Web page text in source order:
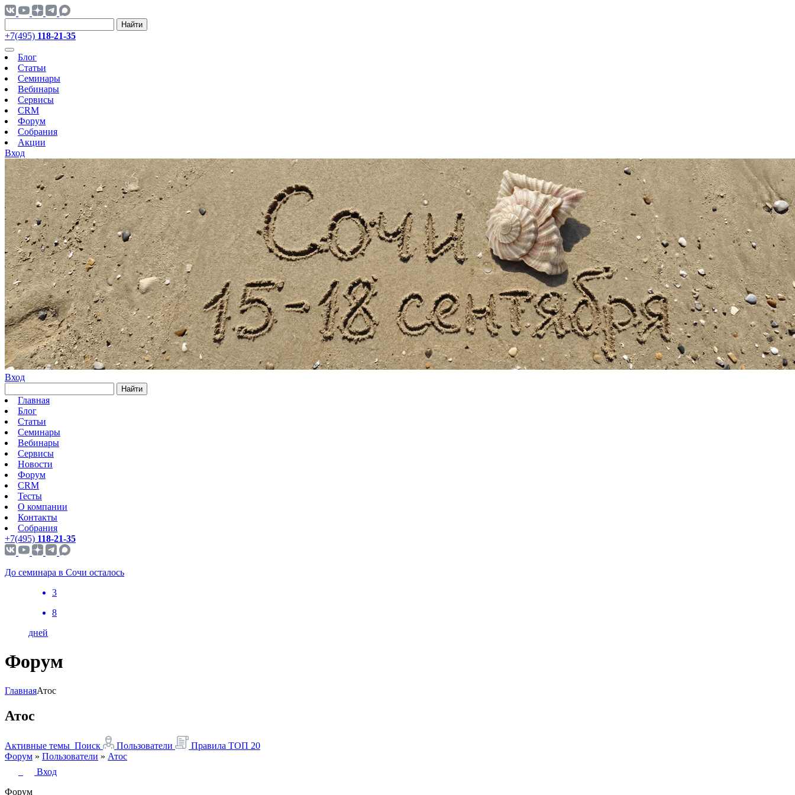
Найти
+7(495) 118-21-35
Блог
Статьи
Семинары
Вебинары
Сервисы
CRM
Форум
Собрания
Акции
Вход
Вход
Найти
Главная
Блог
Статьи
Семинары
Вебинары
Сервисы
Новости
Форум
CRM
Тесты
О компании
Контакты
Собрания
+7(495) 118-21-35
До семинара в Сочи осталось
3
8
дней
Форум
ГлавнаяАтос
Атос
Активные темы Поиск Пользователи Правила ТОП 20
Форум » Пользователи » Атос
Вход
Форум